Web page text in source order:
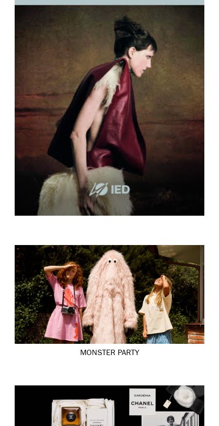
MONSTER PARTY